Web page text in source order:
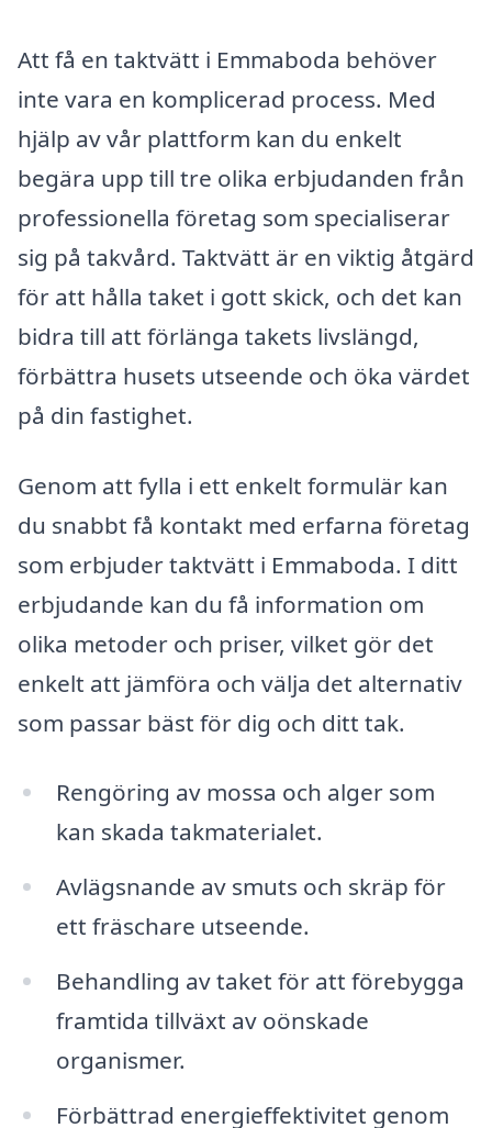
Att få en taktvätt i Emmaboda behöver
inte vara en komplicerad process. Med
hjälp av vår plattform kan du enkelt
begära upp till tre olika erbjudanden från
professionella företag som specialiserar
sig på takvård. Taktvätt är en viktig åtgärd
för att hålla taket i gott skick, och det kan
bidra till att förlänga takets livslängd,
förbättra husets utseende och öka värdet
på din fastighet.
Genom att fylla i ett enkelt formulär kan
du snabbt få kontakt med erfarna företag
som erbjuder taktvätt i Emmaboda. I ditt
erbjudande kan du få information om
olika metoder och priser, vilket gör det
enkelt att jämföra och välja det alternativ
som passar bäst för dig och ditt tak.
Rengöring av mossa och alger som
kan skada takmaterialet.
Avlägsnande av smuts och skräp för
ett fräschare utseende.
Behandling av taket för att förebygga
framtida tillväxt av oönskade
organismer.
Förbättrad energieffektivitet genom